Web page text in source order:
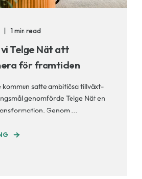
1 min read
Telge Nät att
för framtiden
kommun satte ambitiösa tillväxt-
genomförde Telge Nät en
Genom ...